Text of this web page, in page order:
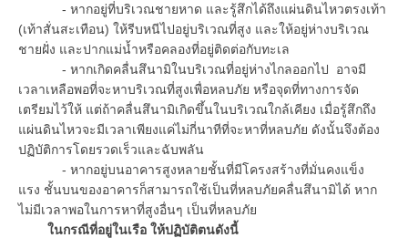
- หากอยู่ที่บริเวณชายหาด และรู้สึกได้ถึงแผ่นดินไหวตรงเท้า
(เท้าสั่นสะเทือน) ให้รีบหนีไปอยู่บริเวณที่สูง และให้อยู่ห่างบริเวณ
ชายฝั่ง และปากแม่น้ำหรือคลองที่อยู่ติดต่อกับทะเล
- หากเกิดคลื่นสึนามิในบริเวณที่อยู่ห่างไกลออกไป อาจมี
เวลาเหลือพอที่จะหาบริเวณที่สูงเพื่อหลบภัย หรือจุดที่ทางการจัด
เตรียมไว้ให้ แต่ถ้าคลื่นสึนามิเกิดขึ้นในบริเวณใกล้เคียง เมื่อรู้สึกถึง
แผ่นดินไหวจะมีเวลาเพียงแค่ไม่กี่นาทีที่จะหาที่หลบภัย ดังนั้นจึงต้อง
ปฏิบัติการโดยรวดเร็วและฉับพลัน
- หากอยู่บนอาคารสูงหลายชั้นที่มีโครงสร้างที่มั่นคงแข็ง
แรง ชั้นบนของอาคารก็สามารถใช้เป็นที่หลบภัยคลื่นสึนามิได้ หาก
ไม่มีเวลาพอในการหาที่สูงอื่นๆ เป็นที่หลบภัย
ในกรณีที่อยู่ในเรือ ให้ปฏิบัติตนดังนี้